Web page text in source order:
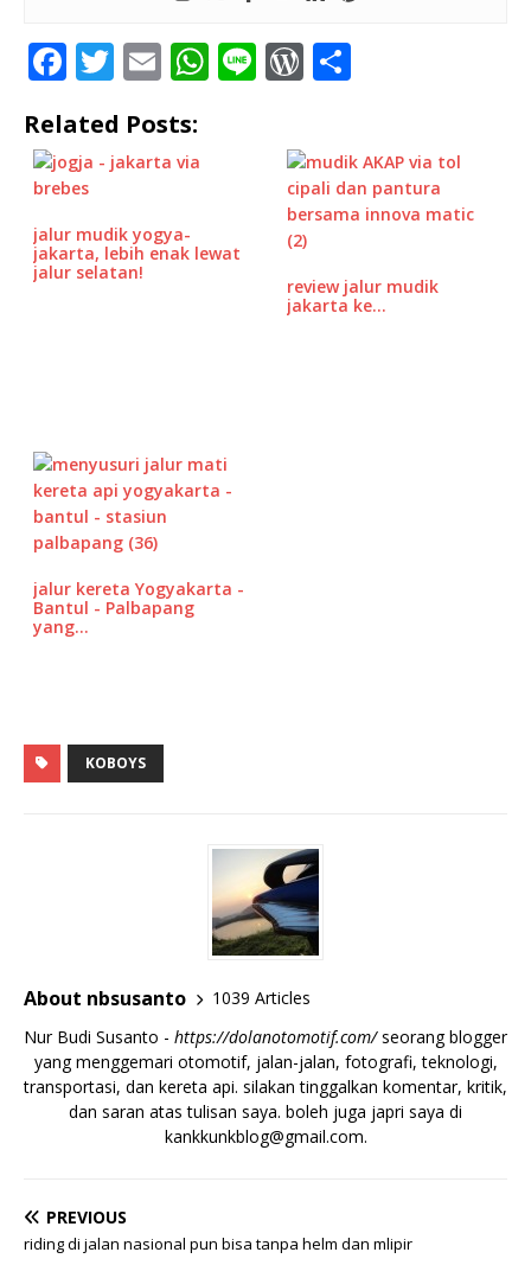
F
c
e
o
o
T
it
te
E
ai
l
W
p
Li W
d
P
r
e
ss
e
Related Posts:
jalur mudik yogya-
jakarta, lebih enak lewat
jalur selatan!
review jalur mudik
jakarta ke…
jalur kereta Yogyakarta -
Bantul - Palbapang
yang…
KOBOYS
About nbsusanto
1039 Articles
Nur Budi Susanto - https://dolanotomotif.com/seorang blogger
yang menggemari otomotif, jalan-jalan, fotografi, teknologi,
transportasi, dan kereta api. silakan tinggalkan komentar, kritik,
dan saran atas tulisan saya. boleh juga japri saya di
kankkunkblog@gmail.com.
PREVIOUS
riding di jalan nasional pun bisa tanpa helm dan mlipir